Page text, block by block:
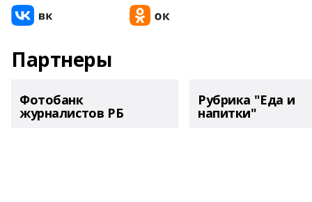
Партнеры
Фотобанк
журналистов РБ
Рубрика "Еда и
напитки"